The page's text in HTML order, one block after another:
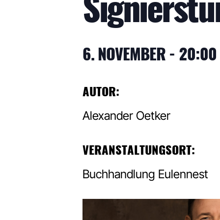
6. NOVEMBER - 20:00
AUTOR:
Alexander Oetker
VERANSTALTUNGSORT:
Buchhandlung Eulennest